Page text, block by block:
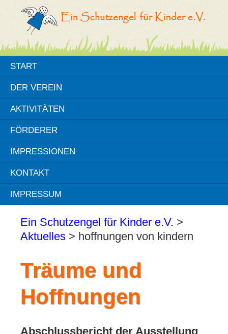
START
DER VEREIN
AKTIVITÄTEN
FÖRDERER
IMPRESSIONEN
KONTAKT
IMPRESSUM
Ein Schutzengel für Kinder e.V. >
Aktuelles > hoffnungen von kindern
Träume und
Hoffnungen
Abschlussbericht der Ausstellung